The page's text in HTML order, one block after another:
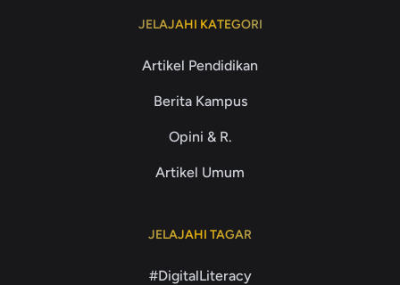
JELAJAHI KATEGORI
Artikel Pendidikan
Berita Kampus
Opini & R.
Artikel Umum
JELAJAHI TAGAR
#DigitalLiteracy